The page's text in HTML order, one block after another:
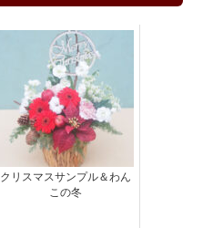
クリスマスサンプル＆わん
この冬